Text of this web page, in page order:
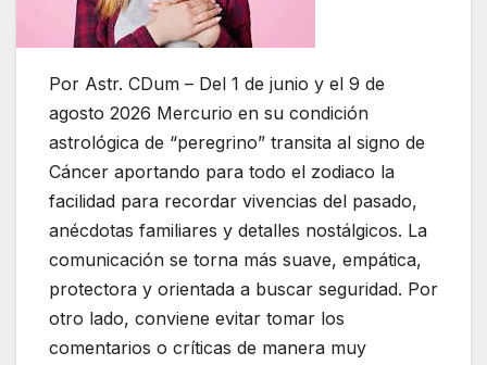
Por Astr. CDum – Del 1 de junio y el 9 de
agosto 2026 Mercurio en su condición
astrológica de “peregrino” transita al signo de
Cáncer aportando para todo el zodiaco la
facilidad para recordar vivencias del pasado,
anécdotas familiares y detalles nostálgicos. La
comunicación se torna más suave, empática,
protectora y orientada a buscar seguridad. Por
otro lado, conviene evitar tomar los
comentarios o críticas de manera muy